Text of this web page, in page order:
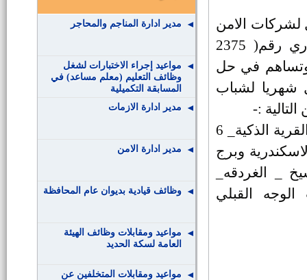
لشركات الامن
والحراسة وبراسمالي مصري خالص ولها سجل تجاري رقم( 2375
القاهرة) وبطاقة ضريبية رقم 307_168_200 وتساهم في حل
عدد 200 فرصة عمل شهريا لشباب
:-
بـ ( القاهرة الكبري_ القرية الذكية_ 6
وبرج
_ الغردقه_
القبلي
مدير ادارة المناجم والمحاجر
مواعيد إجراء الاختبارات لشغل
وظائف التعليم (معلم مساعد) في
المسابقة التكميلية
مدير ادارة الازمات
مدير ادارة الامن
وظائف قيادية بديوان عام المحافظة
مواعيد ومقابلات وظائف الهيئة
العامة لسكة الحديد
مواعيد ومقابلات المتخلفين عن